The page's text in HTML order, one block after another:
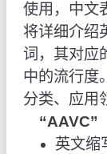
使用，中文
将详细介绍
词，其对应
中的流行度
分类、应用
“AAVC”
英文缩